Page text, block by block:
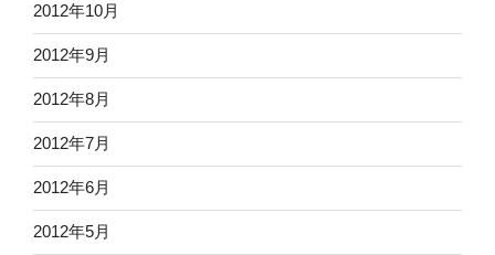
2012年10月
2012年9月
2012年8月
2012年7月
2012年6月
2012年5月